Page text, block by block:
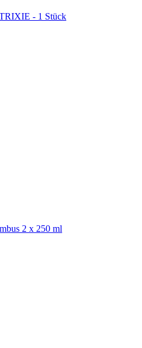
- 1 Stück
2 x 250 ml